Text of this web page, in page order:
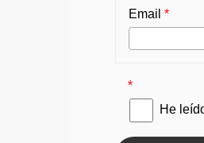
Email*
*
He